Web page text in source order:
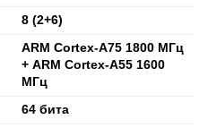
8 (2+6)
ARM Cortex-A75 1800 МГц
+ ARM Cortex-A55 1600
МГц
64 бита